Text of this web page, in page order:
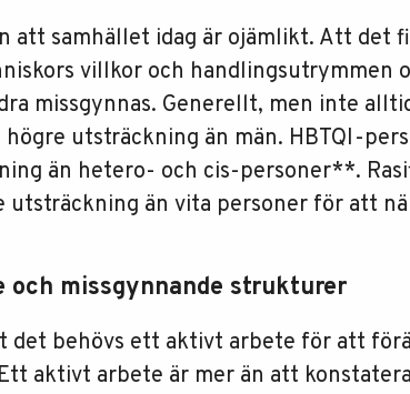
att samhället idag är ojämlikt. Att det
villkor och handlingsutrymmen
missgynnas. Generellt, men inte
utsträckning än män. HBTQI-
än hetero- och cis-personer**.
utsträckning än vita personer för att
och missgynnande strukturer
det behövs ett aktivt arbete för att
aktivt arbete är mer än att